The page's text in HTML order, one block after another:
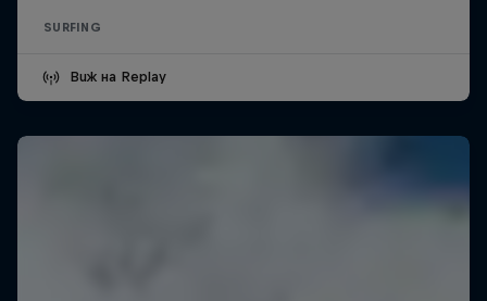
SURFING
Виж на Replay